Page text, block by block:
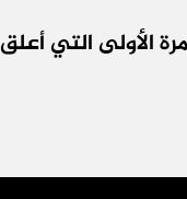
الأولى التي أعلق